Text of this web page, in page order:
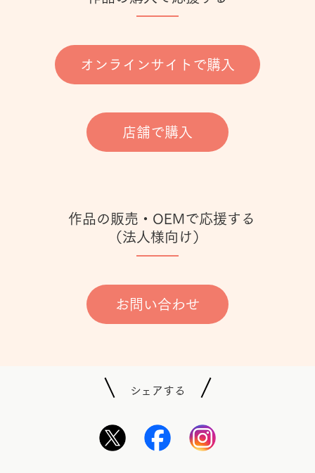
オンラインサイトで購入
店舗で購入
作品の販売・OEMで応援する
（法人様向け）
お問い合わせ
シェアする